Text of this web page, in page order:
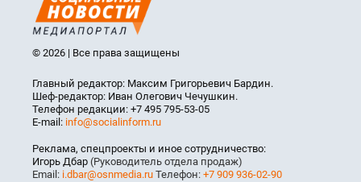
© 2026 | Все права защищены
Главный редактор: Максим Григорьевич Бардин.
Шеф-редактор: Иван Олегович Чечушкин.
Телефон редакции: +7 495 795-53-05
E-mail: info@socialinform.ru
Реклама, спецпроекты и иное сотрудничество:
Игорь Дбар (Руководитель отдела продаж)
Email: i.dbar@osnmedia.ru Телефон: +7 909 936-02-90